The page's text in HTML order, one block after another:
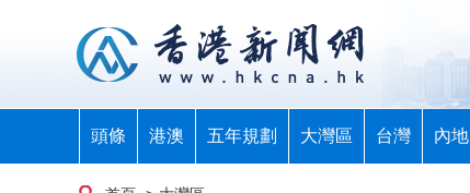
頭條 港澳 五年規劃 大灣區 台灣 內地